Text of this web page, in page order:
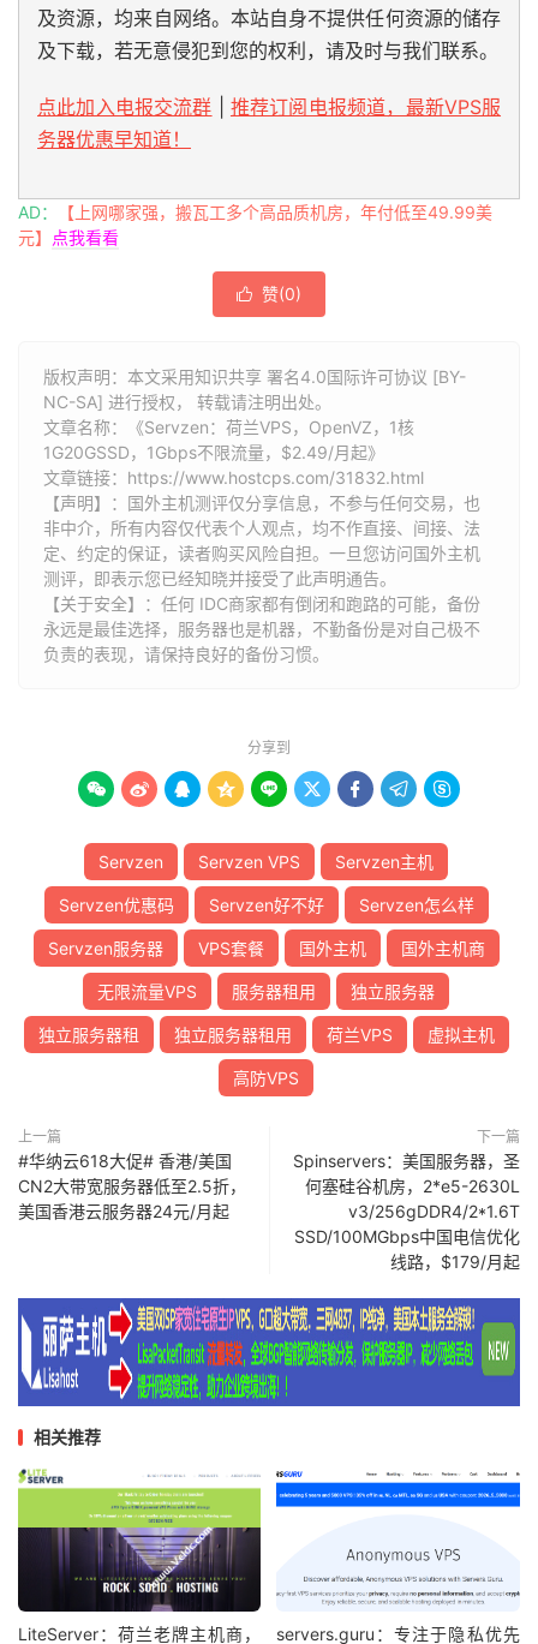
及资源，均来自网络。本站自身不提供任何资源的储存
及下载，若无意侵犯到您的权利，请及时与我们联系。
点此加入电报交流群
推荐订阅电报频道，最新VPS服
务器优惠早知道！
AD：
【上网哪家强，搬瓦工多个高品质机房，年付低至49.99美
元】 点我看看
 赞(0)
版权声明：本文采用知识共享 署名4.0国际许可协议 [BY-
NC-SA] 进行授权， 转载请注明出处。
文章名称：《Servzen：荷兰VPS，OpenVZ，1核
1G20GSSD，1Gbps不限流量，$2.49/月起》
文章链接： https://www.hostcps.com/31832.html
【声明】：国外主机测评仅分享信息，不参与任何交易，也
非中介，所有内容仅代表个人观点，均不作直接、间接、法
定、约定的保证，读者购买风险自担。一旦您访问国外主机
测评，即表示您已经知晓并接受了此声明通告。
【关于安全】：任何 IDC商家都有倒闭和跑路的可能，备份
永远是最佳选择，服务器也是机器，不勤备份是对自己极不
负责的表现，请保持良好的备份习惯。
分享到
        
Servzen Servzen VPS Servzen主机
Servzen优惠码 Servzen好不好 Servzen怎么样
Servzen服务器 VPS套餐 国外主机 国外主机商
无限流量VPS 服务器租用 独立服务器
独立服务器租 独立服务器租用 荷兰VPS 虚拟主机
高防VPS
上一篇
#华纳云618大促# 香港/美国
CN2大带宽服务器低至2.5折，
美国香港云服务器24元/月起
下一篇
Spinservers：美国服务器，圣
何塞硅谷机房，2*e5-2630L
v3/256gDDR4/2*1.6T
SSD/100MGbps中国电信优化
线路，$179/月起
相关推荐
LiteServer：荷兰老牌主机商， servers.guru：专注于隐私优先